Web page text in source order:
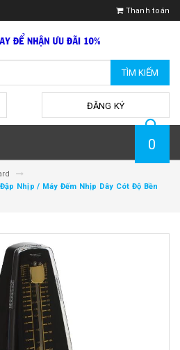
Thanh toán
TÌM KIẾM
ĐĂNG KÝ
0
Nhịp / Máy Đếm Nhịp Dây Cót Độ Bền